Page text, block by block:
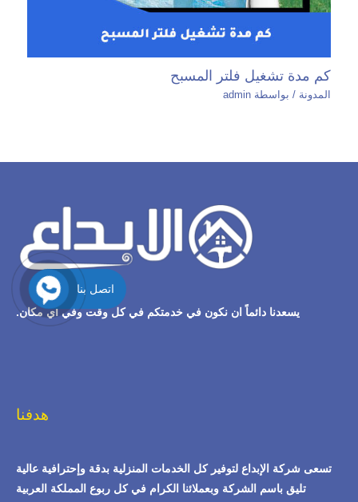
كم مدة تشغيل فلتر المسبح
المدونة / بواسطة admin
يسعدنا دائماً ان نكون في خدمتكم في كل وقت وفي اي مكان.
هدفنا
تسعى شركة الإبداع لتوفير كل الخدمات المنزلية بدقة وإحترافية عالية
تليق باسم الشركة وبعملائنا الكرام في كل ربوع المملكة العربية
اتصل بنا